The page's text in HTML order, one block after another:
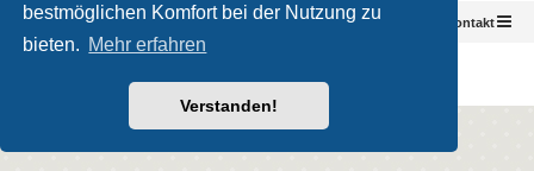
bestmöglichen Komfort bei der Nutzung zu
bieten. Mehr erfahren
Verstanden!
Foren-Übersicht Kontakt
Deutsche Übersetzung durchphpBB.de